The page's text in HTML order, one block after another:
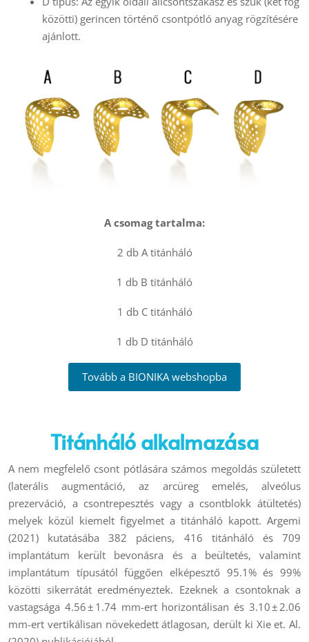
közötti) gerincen történő csontpótló anyag rögzítésére
ajánlott.
A csomag tartalma:
2 db A titánháló
1 db B titánháló
1 db C titánháló
1 db D titánháló
Tovább a BIONIKA webshopba
Titánháló alkalmazása
A nem megfelelő csont pótlására számos megoldás született
(laterális augmentáció, az arcüreg emelés, alveólus
prezerváció, a csontrepesztés vagy a csontblokk átültetés)
melyek közül kiemelt figyelmet a titánháló kapott. Argemi
(2021) kutatásába 382 páciens, 416 titánháló és 709
implantátum került bevonásra és a beültetés, valamint
implantátum típusától függően elképesztő 95.1% és 99%
közötti sikerrátát eredményeztek. Ezeknek a csontoknak a
vastagsága 4.56 ± 1.74 mm-ert horizontálisan és 3.10 ± 2.06
mm-ert vertikálisan növekedett átlagosan, derült ki Xie et. Al.